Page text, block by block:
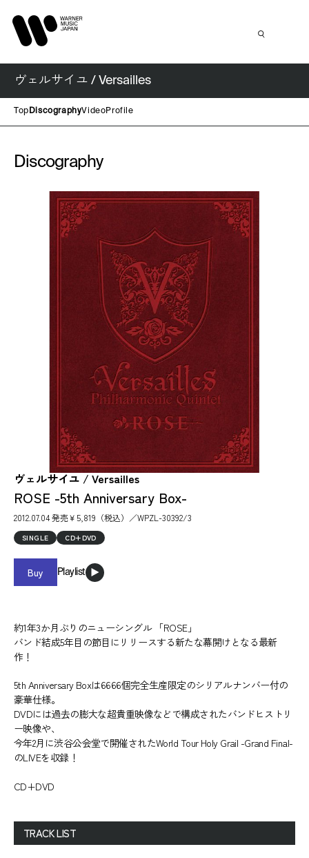
ヴェルサイユ / Versailles
Top DiscographyVideoProfile
Discography
ヴェルサイユ / Versailles
ROSE -5th Anniversary Box-
2012.07.04 発売￥5,819（税込）／WPZL-30392/3
SINGLE CD+DVD
Buy Playlist
約1年3か月ぶりのニューシングル 「ROSE」
バンド結成5年目の節目にリリースする新たな幕開けとなる最新
作！
5th Anniversary Boxは6666個完全生産限定のシリアルナンバー付の
豪華仕様。
DVDには過去の膨大な超貴重映像などで構成されたバンドヒストリ
ー映像や、
今年2月に渋谷公会堂で開催されたWorld Tour Holy Grail -Grand Final-
のLIVEを収録！
CD+DVD
TRACK LIST